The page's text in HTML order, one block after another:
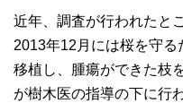
近年、調査が行われたと
2013年12月には桜を守
移植し、腫瘍ができた枝
が樹木医の指導の下に行